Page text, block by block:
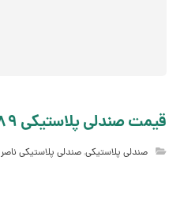
قیمت صندلی پلاستیکی 889 عمده | hiradplast
صندلی پلاستیکی,صندلی پلاستیکی ناصر